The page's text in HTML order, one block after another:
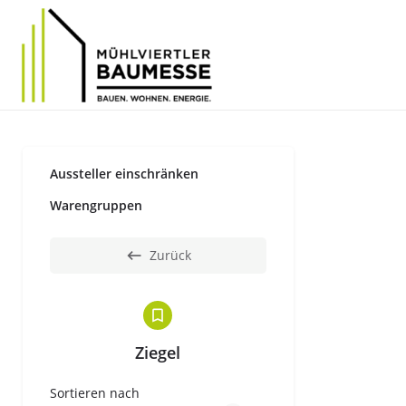
Aussteller einschränken
Warengruppen
Zurück
Ziegel
Sortieren nach